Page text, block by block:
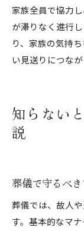
家族全員で協力
が滞りなく進行
り、家族の気持
い見送りにつなが
知らない
説
葬儀で守るべ
葬儀では、故人
す。基本的なマ